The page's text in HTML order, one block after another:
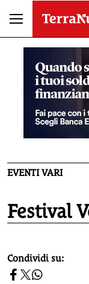
EVENTI VARI
Festival
homepage h2
Condividi su: